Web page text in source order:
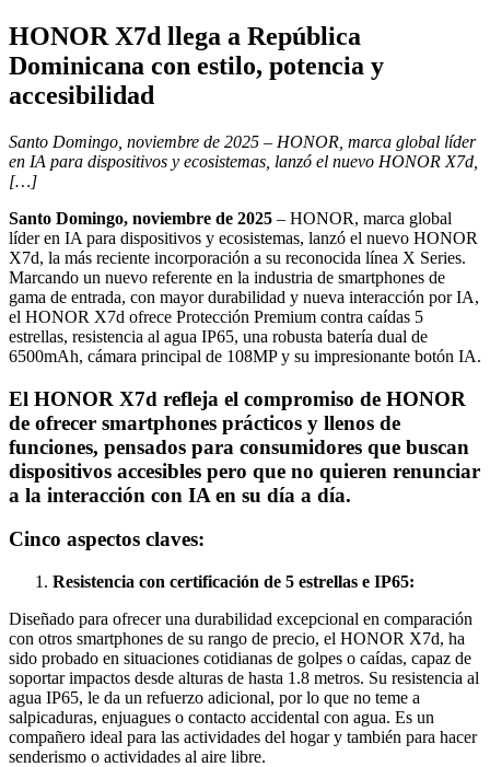
HONOR X7d llega a República
Dominicana con estilo, potencia y
accesibilidad
Santo Domingo, noviembre de 2025 – HONOR, marca global líder
en IA para dispositivos y ecosistemas, lanzó el nuevo HONOR X7d,
[…]
Santo Domingo, noviembre de 2025 – HONOR, marca global
líder en IA para dispositivos y ecosistemas, lanzó el nuevo HONOR
X7d, la más reciente incorporación a su reconocida línea X Series.
Marcando un nuevo referente en la industria de smartphones de
gama de entrada, con mayor durabilidad y nueva interacción por IA,
el HONOR X7d ofrece Protección Premium contra caídas 5
estrellas, resistencia al agua IP65, una robusta batería dual de
6500mAh, cámara principal de 108MP y su impresionante botón IA.
El HONOR X7d refleja el compromiso de HONOR
de ofrecer smartphones prácticos y llenos de
funciones, pensados para consumidores que buscan
dispositivos accesibles pero que no quieren renunciar
a la interacción con IA en su día a día.
Cinco aspectos claves:
Resistencia con certificación de 5 estrellas e IP65:
Diseñado para ofrecer una durabilidad excepcional en comparación
con otros smartphones de su rango de precio, el HONOR X7d, ha
sido probado en situaciones cotidianas de golpes o caídas, capaz de
soportar impactos desde alturas de hasta 1.8 metros. Su resistencia al
agua IP65, le da un refuerzo adicional, por lo que no teme a
salpicaduras, enjuagues o contacto accidental con agua. Es un
compañero ideal para las actividades del hogar y también para hacer
senderismo o actividades al aire libre.